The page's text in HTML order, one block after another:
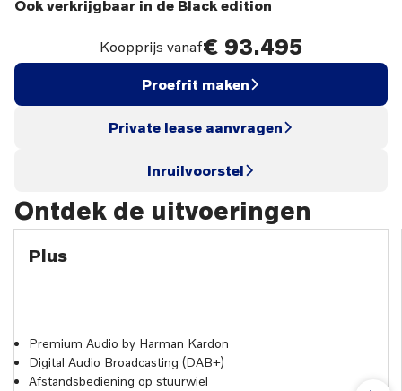
Ook verkrijgbaar in de Black edition
Koopprijs vanaf€ 93.495
Proefrit maken
Private lease aanvragen
Inruilvoorstel
Ontdek de uitvoeringen
Plus
Premium Audio by Harman Kardon
Digital Audio Broadcasting (DAB+)
Afstandsbediening op stuurwiel